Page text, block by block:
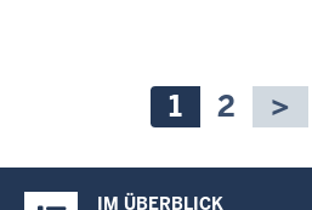
Seitennummerierung
Aktuelle
Seite
1 Seite
2
IM ÜBERBLICK